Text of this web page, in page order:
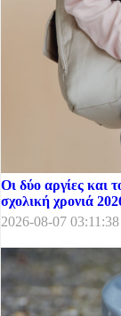
Οι δύο αργίες και
σχολική χρονιά
2026-08-07 03:11:38